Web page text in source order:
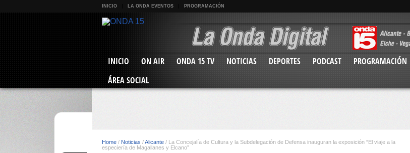
INICIO LA ONDA EVENTOS PROGRAMACIÓN
INICIO ON AIR ONDA 15 TV NOTICIAS DEPORTES PODCAST PROGRAMACIÓN
ÁREA SOCIAL
Home / Noticias /Alicante / La Concejalía de Cultura y la Subdelegación de Defensa inauguran la exposición “El viaje a la
especiería de Magallanes y Elcano”